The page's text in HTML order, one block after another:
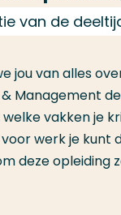
van de
jou van alles
Management
vakken je
werk je kunt
deze opleiding